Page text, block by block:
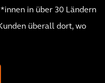
in über 30 Ländern
überall dort, wo